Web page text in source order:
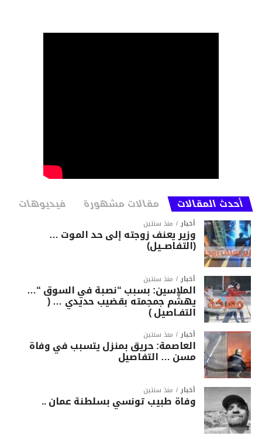
أحدث المقالات مقالات مشهورة فيديوهات
أخبار منذ سنتين
وزير يعنف زوجته إلى حد الموت …
(التفاصــيل)
أخبار منذ سنتين
الملاسين: بسبب “نصبة في السوق “…
يهشّم جمجمته بقضيب حديدي … (
التفـاصيل )
أخبار منذ سنتين
العاصمة: حريق بمنزل يتسبب في وفاة
مسن … التفاصيل
أخبار منذ سنتين
وفاة طبيب تونسي بسلطنة عمان ..